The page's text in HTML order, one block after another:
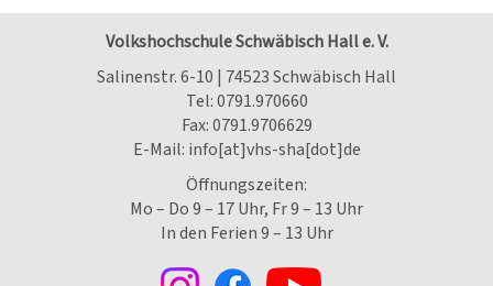
Volkshochschule Schwäbisch Hall e. V.
Salinenstr. 6-10 | 74523 Schwäbisch Hall
Tel:0791.970660
Fax: 0791.9706629
E-Mail: info[at]vhs-sha[dot]de
Öffnungszeiten:
Mo – Do 9 – 17 Uhr, Fr 9 – 13 Uhr
In den Ferien 9 – 13 Uhr